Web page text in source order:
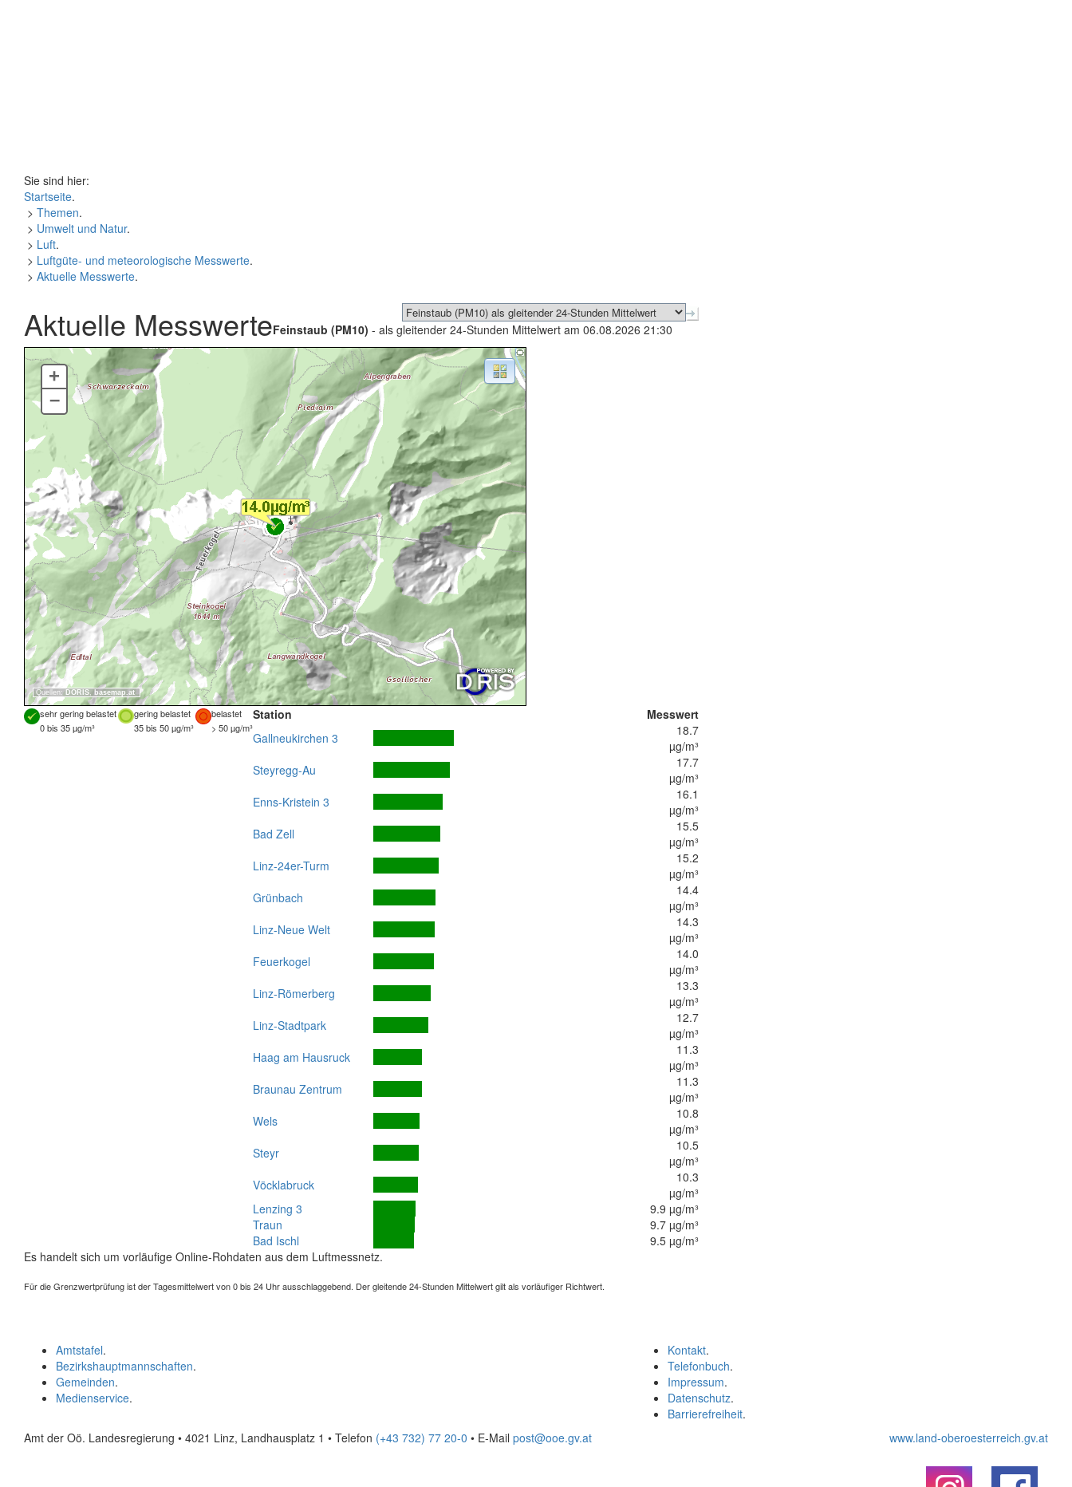
Sie sind hier:
Startseite.
> Themen.
> Umwelt und Natur.
> Luft.
> Luftgüte- und meteorologische Messwerte.
> Aktuelle Messwerte.
Aktuelle MesswerteFeinstaub (PM10) - als gleitender 24-Stunden Mittelwert am 06.08.2026 21:30
Quellen: DORIS, basemap.at
+
–
sehr gering belastet gering belastet
belastet
0 bis 35 µg/m³
35 bis 50 µg/m³ > 50 µg/m³
Station
Messwert
Gallneukirchen 3
18.7
µg/m³
Steyregg-Au
17.7
µg/m³
Enns-Kristein 3
16.1
µg/m³
Bad Zell
15.5
µg/m³
Linz-24er-Turm
15.2
µg/m³
Grünbach
14.4
µg/m³
Linz-Neue Welt
14.3
µg/m³
Feuerkogel
14.0
µg/m³
Linz-Römerberg
13.3
µg/m³
Linz-Stadtpark
12.7
µg/m³
Haag am Hausruck
11.3
µg/m³
Braunau Zentrum
11.3
µg/m³
Wels
10.8
µg/m³
Steyr
10.5
µg/m³
Vöcklabruck
10.3
µg/m³
Lenzing 3
9.9 µg/m³
Traun
9.7 µg/m³
Bad Ischl
9.5 µg/m³
Es handelt sich um vorläufige Online-Rohdaten aus dem Luftmessnetz.
Für die Grenzwertprüfung ist der Tagesmittelwert von 0 bis 24 Uhr ausschlaggebend. Der gleitende 24-Stunden Mittelwert gilt als vorläufiger Richtwert.
Kontakt.
Telefonbuch.
Impressum.
Datenschutz.
Barrierefreiheit.
Amtstafel.
Bezirkshauptmannschaften.
Gemeinden.
Medienservice.
Amt der Oö. Landesregierung • 4021 Linz, Landhausplatz 1 • Telefon (+43 732) 77 20-0 • E-Mail post@ooe.gv.at www.land-oberoesterreich.gv.at